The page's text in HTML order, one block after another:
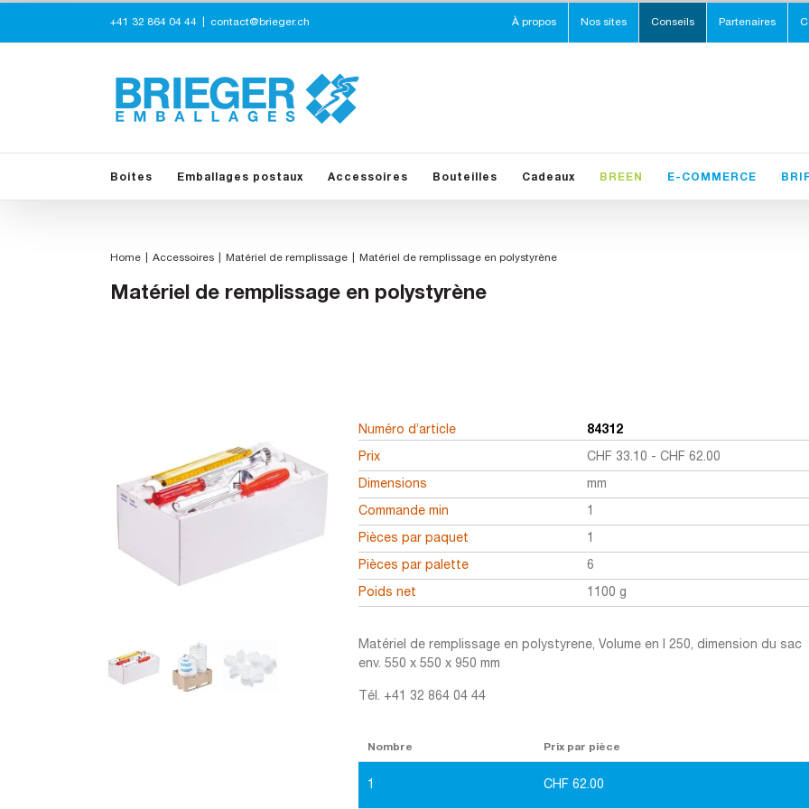
content
+41 32 864 04 44 contact@brieger.ch À propos Nos sites Conseils Partenaires
Boites Emballages postaux Accessoires Bouteilles Cadeaux BREEN E-COMMERCE
Home Accessoires Matériel de remplissage Matériel de remplissage en polystyrène
Matériel de remplissage en polystyrène
Numéro d’article 84312
Prix CHF 33.10 -CHF 62.00
Dimensions mm
Commande min
Pièces par paquet
Pièces par palette 6
Poids net 1100 g
Matériel de remplissage en polystyrene, Volume en l 250, dimension du sac
env. 550 x 550 x 950 mm
Tél. +41 32 864 04 44
Nombre Prix par pièce
1 CHF 62.00